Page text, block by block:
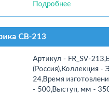
Подробнее
СВ-213
Артикул - FR_SV-
(Россия),Коллекция -
24,Время
- 500,Выступ, мм -